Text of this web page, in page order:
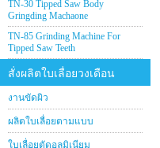
TN-30 Tipped Saw Body
Gringding Machaone
TN-85 Grinding Machine For
Tipped Saw Teeth
สั่งผลิตใบเลื่อยวงเดือน
งานขัดผิว
ผลิตใบเลื่อยตามแบบ
ใบเลื่อยตัดอลูมิเนียม